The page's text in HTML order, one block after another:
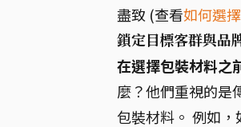
盡致 (查看如何選
鎖定目標客群與品
在選擇包裝材料之
麼？他們重視的是
包裝材料。 例如